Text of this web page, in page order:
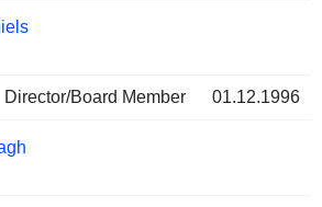
Director/Board Member 01.12.1996